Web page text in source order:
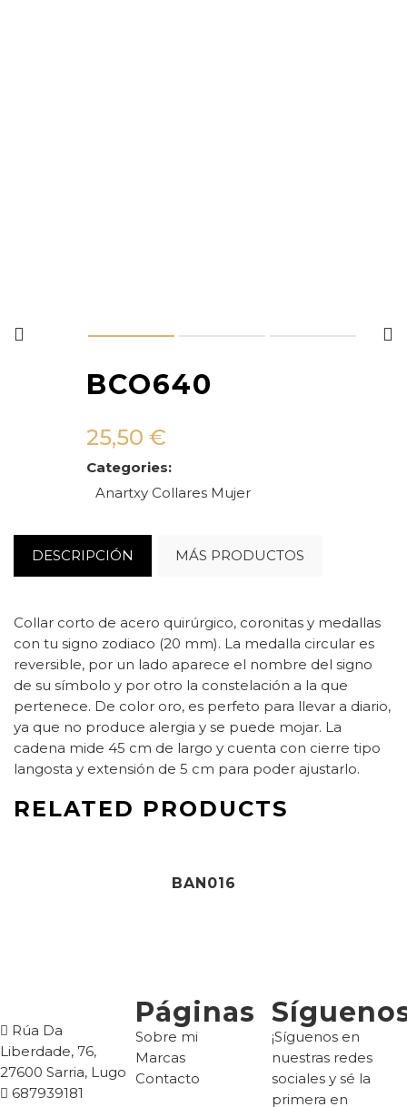
BCO640
25,50 €
Categories:
Anartxy Collares Mujer
DESCRIPCIÓN MÁS PRODUCTOS
Collar corto de acero quirúrgico, coronitas y medallas
con tu signo zodiaco (20 mm). La medalla circular es
reversible, por un lado aparece el nombre del signo
de su símbolo y por otro la constelación a la que
pertenece. De color oro, es perfeto para llevar a diario,
ya que no produce alergia y se puede mojar. La
cadena mide 45 cm de largo y cuenta con cierre tipo
langosta y extensión de 5 cm para poder ajustarlo.
RELATED PRODUCTS
BAN016
Rúa Da
Liberdade, 76,
27600 Sarria, Lugo
687939181
Páginas
Sobre mi
Marcas
Contacto
¡Síguenos en
nuestras redes
sociales y sé la
primera en